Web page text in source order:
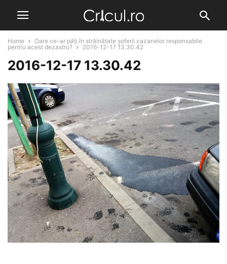
Home
Oare ce-ar păți în străinătate șoferii cazanelor responsabile
pentru acest dezastru?
2016-12-17 13.30.42
2016-12-17 13.30.42